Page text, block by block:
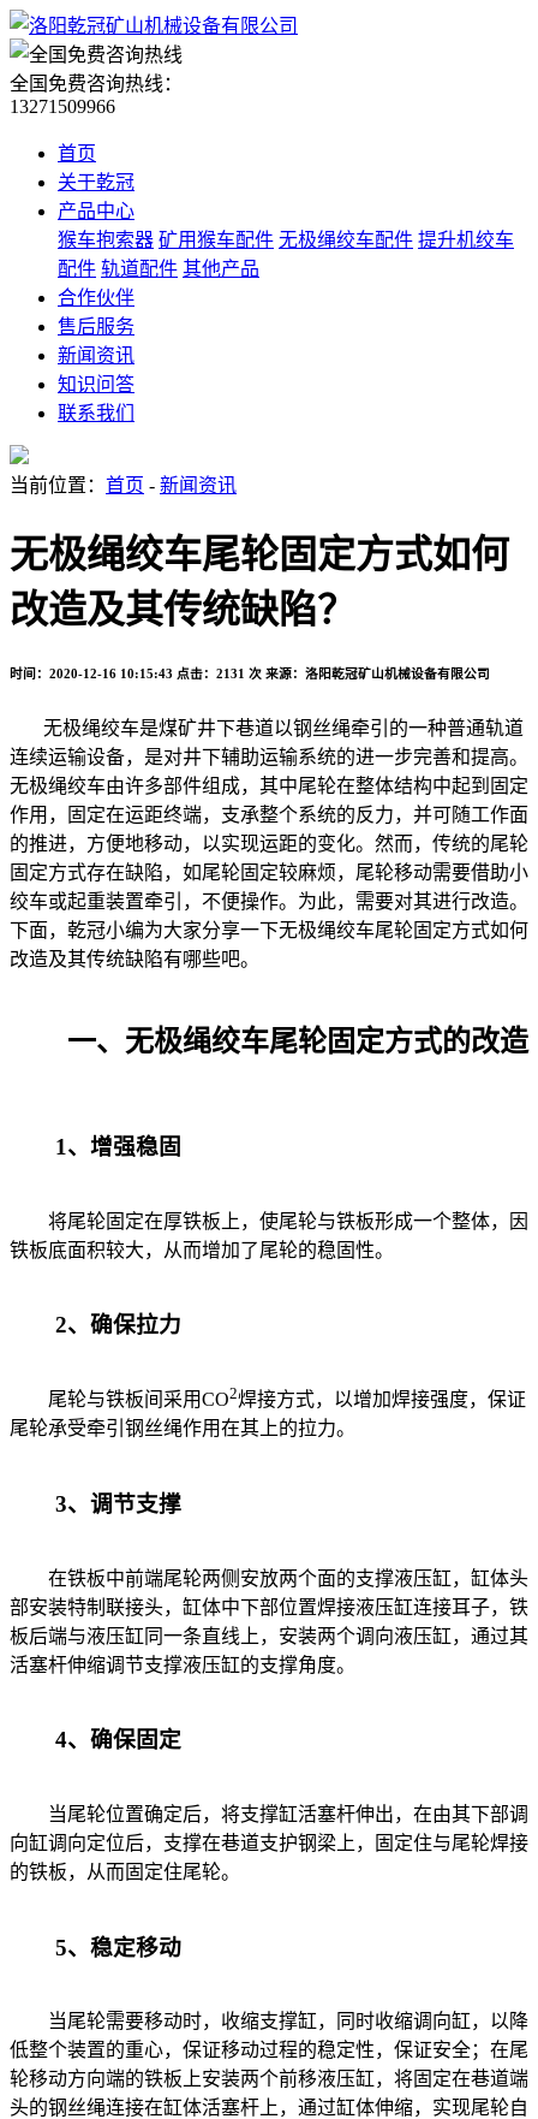
全国免费咨询热线：
13271509966
首页
关于乾冠
产品中心
猴车抱索器 矿用猴车配件 无极绳绞车配件 提升机绞车
配件 轨道配件 其他产品
合作伙伴
售后服务
新闻资讯
知识问答
联系我们
当前位置： 首页 - 新闻资讯
无极绳绞车尾轮固定方式如何
改造及其传统缺陷？
时间：2020-12-16 10:15:43 点击：2131 次 来源：洛阳乾冠矿山机械设备有限公司
无极绳绞车是煤矿井下巷道以钢丝绳牵引的一种普通轨道
连续运输设备，是对井下辅助运输系统的进一步完善和提高。
无极绳绞车由许多部件组成，其中尾轮在整体结构中起到固定
作用，固定在运距终端，支承整个系统的反力，并可随工作面
的推进，方便地移动，以实现运距的变化。然而，传统的尾轮
固定方式存在缺陷，如尾轮固定较麻烦，尾轮移动需要借助小
绞车或起重装置牵引，不便操作。为此，需要对其进行改造。
下面，乾冠小编为大家分享一下无极绳绞车尾轮固定方式如何
改造及其传统缺陷有哪些吧。
一、无极绳绞车尾轮固定方式的改造
1、增强稳固
将尾轮固定在厚铁板上，使尾轮与铁板形成一个整体，因
铁板底面积较大，从而增加了尾轮的稳固性。
2、确保拉力
尾轮与铁板间采用CO2焊接方式，以增加焊接强度，保证
尾轮承受牵引钢丝绳作用在其上的拉力。
3、调节支撑
在铁板中前端尾轮两侧安放两个面的支撑液压缸，缸体头
部安装特制联接头，缸体中下部位置焊接液压缸连接耳子，铁
板后端与液压缸同一条直线上，安装两个调向液压缸，通过其
活塞杆伸缩调节支撑液压缸的支撑角度。
4、确保固定
当尾轮位置确定后，将支撑缸活塞杆伸出，在由其下部调
向缸调向定位后，支撑在巷道支护钢梁上，固定住与尾轮焊接
的铁板，从而固定住尾轮。
5、稳定移动
当尾轮需要移动时，收缩支撑缸，同时收缩调向缸，以降
低整个装置的重心，保证移动过程的稳定性，保证安全；在尾
轮移动方向端的铁板上安装两个前移液压缸，将固定在巷道端
头的钢丝绳连接在缸体活塞杆上，通过缸体伸缩，实现尾轮自